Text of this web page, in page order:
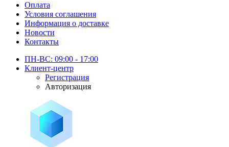
Оплата
Условия соглашения
Информация о доставке
Новости
Контакты
ПН-ВС: 09:00 - 17:00
Клиент-центр
Регистрация
Авторизация